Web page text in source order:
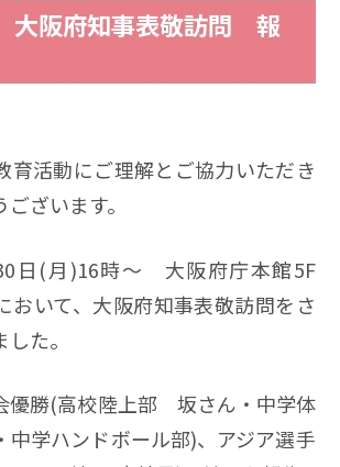
阪府知事表敬訪問 報
育活動にご理解とご協力いただき
ざいます。
日(月)16時～ 大阪府庁本館5F
おいて、大阪府知事表敬訪問をさ
た。
優勝(高校陸上部 坂さん・中学体
学ハンドボール部)、アジア選手